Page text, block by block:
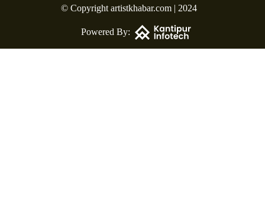
© Copyright artistkhabar.com | 2024
Powered By: